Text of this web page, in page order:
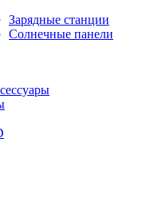
Зарядные станции
Солнечные панели